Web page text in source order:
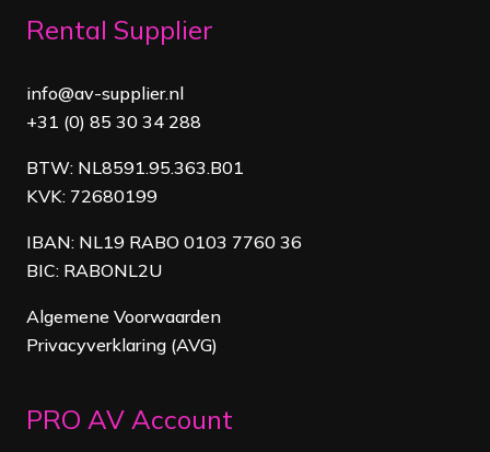
Rental Supplier
info@av-supplier.nl
+31 (0) 85 30 34 288
BTW: NL8591.95.363.B01
KVK: 72680199
IBAN: NL19 RABO 0103 7760 36
BIC: RABONL2U
Algemene Voorwaarden
Privacyverklaring (AVG)
PRO AV Account